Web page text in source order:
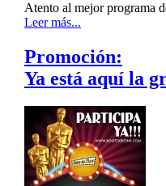
Atento al mejor programa
Leer más...
Promoción:
Ya está aquí la